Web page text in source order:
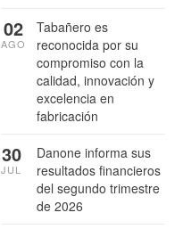
Tabañero es
reconocida por su
compromiso con la
calidad, innovación y
excelencia en
fabricación
02
AGO
Danone informa sus
resultados financieros
del segundo trimestre
de 2026
30
JUL